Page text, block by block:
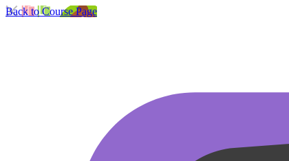
Back to Course Page